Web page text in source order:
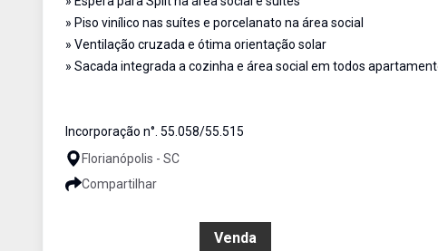
» Piso vinílico nas suítes e porcelanato na área social
» Ventilação cruzada e ótima orientação solar
» Sacada integrada a cozinha e área social em todos
Incorporação n°. 55.058/55.515
Florianópolis - SC
Compartilhar
Venda